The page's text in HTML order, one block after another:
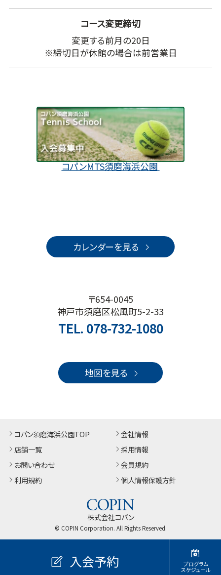
コース変更締切
変更する前月の20日
※締切日が休館の場合は前営業日
コパンMTS須磨海浜公園
カレンダーを見る
〒654-0045
神戸市須磨区松風町5-2-33
TEL. 078-732-1080
地図を見る
コパン須磨海浜公園TOP
店舗一覧
お問い合わせ
利用規約
会社情報
採用情報
会員規約
個人情報保護方針
株式会社コパン
© COPIN Corporation. All Rights Reserved.
入会予約
プログラム
スケジュール